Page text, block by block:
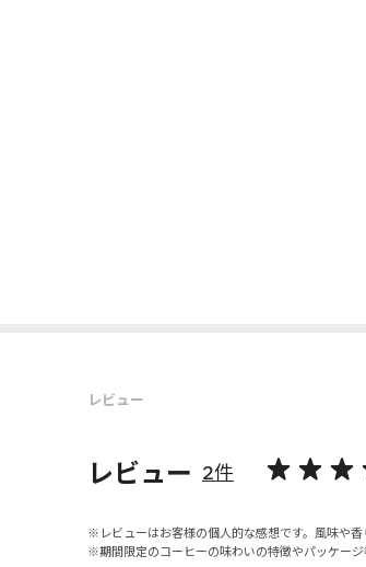
レビュー
レビュー 2件
レビューはお客様の個人的な感想です。風味や
期間限定のコーヒーの味わいの特徴やパッケー